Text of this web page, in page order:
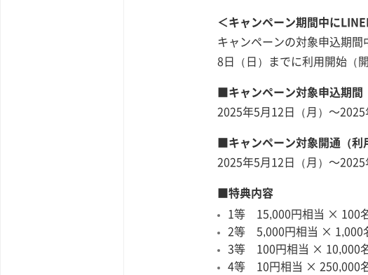
＜キャンペーン期間中に
キャンペーンの対象申込期
8日（日）までに利用開始（
■キャンペーン対象申込期間
2025年5月12日（月）～2025
■キャンペーン対象開通（利
2025年5月12日（月）～2025
■特典内容
1等 15,000円相当 × 100
2等 5,000円相当 × 1,000
3等 100円相当 × 10,000
4等 10円相当 × 250,000